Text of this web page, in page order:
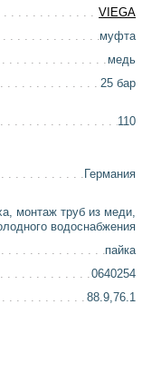
VIEGA
муфта
медь
25 бар
110
Германия
монтаж труб из меди,
водоснабжения
пайка
0640254
88.9,76.1